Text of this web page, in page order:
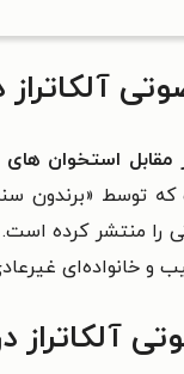
مقابل استخوان‌
که توسط «برندون
را منتشر کرده
خانواده‌ای